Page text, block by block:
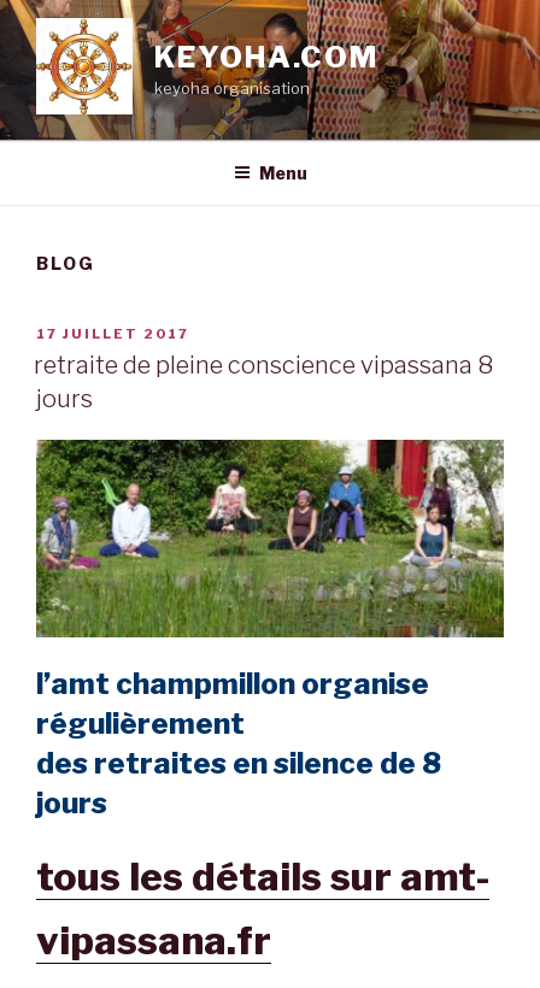
Aller
contenu
principal
KEYOHA.COM
keyoha organisation
Menu
BLOG
PUBLIÉ
17 JUILLET 2017
retraite de pleine conscience vipassana 8
jours
l’amt champmillon organise
régulièrement
des retraites en silence de 8
jours
tous les détails sur amt-
vipassana.fr